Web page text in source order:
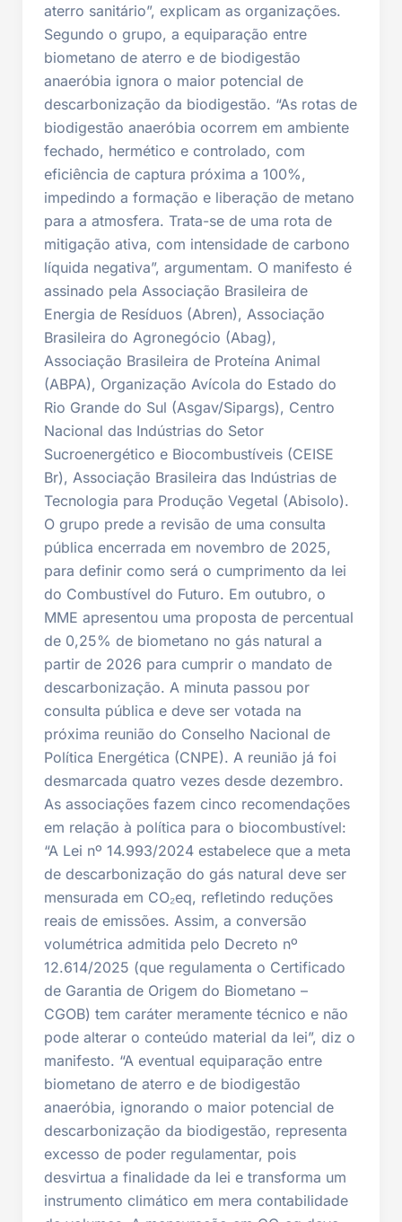
aterro sanitário”, explicam as organizações.
Segundo o grupo, a equiparação entre
biometano de aterro e de biodigestão
anaeróbia ignora o maior potencial de
descarbonização da biodigestão. “As rotas de
biodigestão anaeróbia ocorrem em ambiente
fechado, hermético e controlado, com
eficiência de captura próxima a 100%,
impedindo a formação e liberação de metano
para a atmosfera. Trata-se de uma rota de
mitigação ativa, com intensidade de carbono
líquida negativa”, argumentam. O manifesto é
assinado pela Associação Brasileira de
Energia de Resíduos (Abren), Associação
Brasileira do Agronegócio (Abag),
Associação Brasileira de Proteína Animal
(ABPA), Organização Avícola do Estado do
Rio Grande do Sul (Asgav/Sipargs), Centro
Nacional das Indústrias do Setor
Sucroenergético e Biocombustíveis (CEISE
Br), Associação Brasileira das Indústrias de
Tecnologia para Produção Vegetal (Abisolo).
O grupo prede a revisão de uma consulta
pública encerrada em novembro de 2025,
para definir como será o cumprimento da lei
do Combustível do Futuro. Em outubro, o
MME apresentou uma proposta de percentual
de 0,25% de biometano no gás natural a
partir de 2026 para cumprir o mandato de
descarbonização. A minuta passou por
consulta pública e deve ser votada na
próxima reunião do Conselho Nacional de
Política Energética (CNPE). A reunião já foi
desmarcada quatro vezes desde dezembro.
As associações fazem cinco recomendações
em relação à política para o biocombustível:
“A Lei nº 14.993/2024 estabelece que a meta
de descarbonização do gás natural deve ser
mensurada em CO₂eq, refletindo reduções
reais de emissões. Assim, a conversão
volumétrica admitida pelo Decreto nº
12.614/2025 (que regulamenta o Certificado
de Garantia de Origem do Biometano –
CGOB) tem caráter meramente técnico e não
pode alterar o conteúdo material da lei”, diz o
manifesto. “A eventual equiparação entre
biometano de aterro e de biodigestão
anaeróbia, ignorando o maior potencial de
descarbonização da biodigestão, representa
excesso de poder regulamentar, pois
desvirtua a finalidade da lei e transforma um
instrumento climático em mera contabilidade